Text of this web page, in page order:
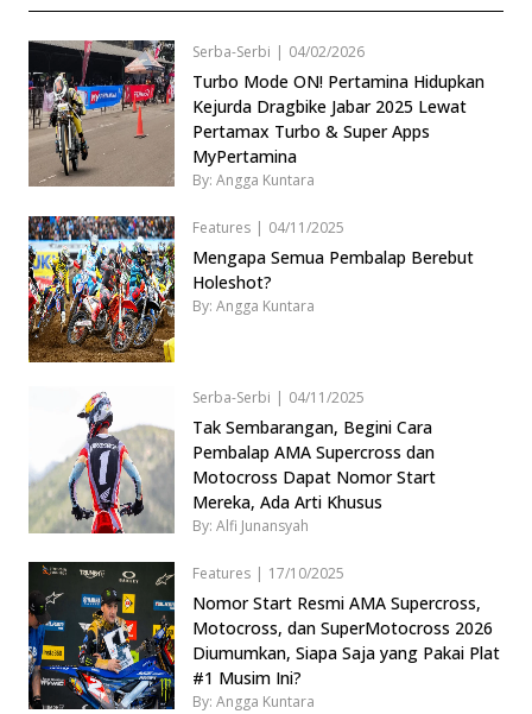
Serba-Serbi | 04/02/2026
Turbo Mode ON! Pertamina Hidupkan
Kejurda Dragbike Jabar 2025 Lewat
Pertamax Turbo & Super Apps
MyPertamina
By: Angga Kuntara
Features | 04/11/2025
Mengapa Semua Pembalap Berebut
Holeshot?
By: Angga Kuntara
Serba-Serbi | 04/11/2025
Tak Sembarangan, Begini Cara
Pembalap AMA Supercross dan
Motocross Dapat Nomor Start
Mereka, Ada Arti Khusus
By: Alfi Junansyah
Features | 17/10/2025
Nomor Start Resmi AMA Supercross,
Motocross, dan SuperMotocross 2026
Diumumkan, Siapa Saja yang Pakai Plat
#1 Musim Ini?
By: Angga Kuntara